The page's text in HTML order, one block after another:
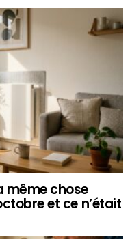
même chose
et ce n’était